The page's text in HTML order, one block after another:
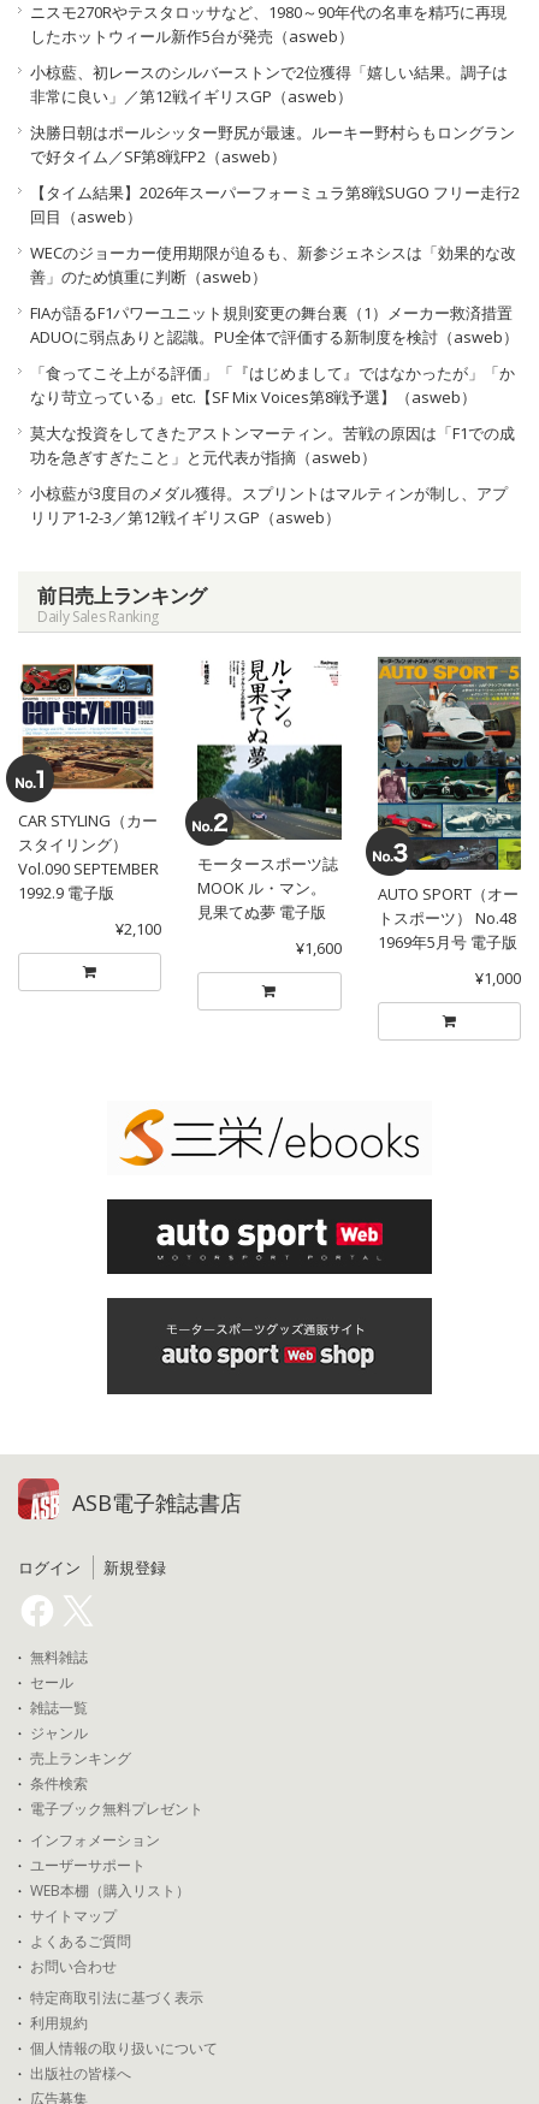
ニスモ270Rやテスタロッサなど、1980～90年代の名車を精巧に再現
したホットウィール新作5台が発売（asweb）
小椋藍、初レースのシルバーストンで2位獲得「嬉しい結果。調子は
非常に良い」／第12戦イギリスGP（asweb）
決勝日朝はポールシッター野尻が最速。ルーキー野村らもロングラン
で好タイム／SF第8戦FP2（asweb）
【タイム結果】2026年スーパーフォーミュラ第8戦SUGO フリー走行2
回目（asweb）
WECのジョーカー使用期限が迫るも、新参ジェネシスは「効果的な改
善」のため慎重に判断（asweb）
FIAが語るF1パワーユニット規則変更の舞台裏（1）メーカー救済措置
ADUOに弱点ありと認識。PU全体で評価する新制度を検討（asweb）
「食ってこそ上がる評価」「『はじめまして』ではなかったが」「か
なり苛立っている」etc.【SF Mix Voices第8戦予選】（asweb）
莫大な投資をしてきたアストンマーティン。苦戦の原因は「F1での成
功を急ぎすぎたこと」と元代表が指摘（asweb）
小椋藍が3度目のメダル獲得。スプリントはマルティンが制し、アプ
リリア1-2-3／第12戦イギリスGP（asweb）
前日売上ランキング
Daily Sales Ranking
CAR STYLING（カー
スタイリング）
Vol.090 SEPTEMBER
1992.9 電子版
¥2,100
モータースポーツ誌
MOOK ル・マン。
見果てぬ夢 電子版
¥1,600
AUTO SPORT（オー
トスポーツ） No.48
1969年5月号 電子版
¥1,000
ASB電子雑誌書店
ログイン 新規登録
無料雑誌
セール
雑誌一覧
ジャンル
売上ランキング
条件検索
電子ブック無料プレゼント
インフォメーション
ユーザーサポート
WEB本棚（購入リスト）
サイトマップ
よくあるご質問
お問い合わせ
特定商取引法に基づく表示
利用規約
個人情報の取り扱いについて
出版社の皆様へ
広告募集